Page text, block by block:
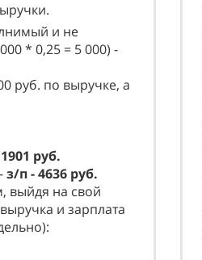
и не
* 0,25 = 5 000) -
руб. по выручке, а
руб.
з/п - 4636 руб.
выйдя на свой
и зарплата